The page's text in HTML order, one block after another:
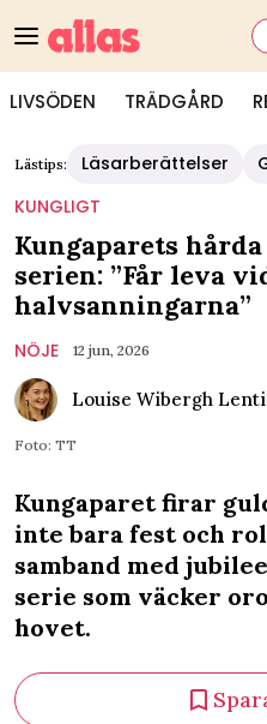
LIVSÖDEN TRÄDGÅRD
Lästips: Läsarberättelser
KUNGLIGT
Kungaparets
serien: ”Får leva
halvsanningarna”
NÖJE 12 jun, 2026
Louise Wibergh Lenti
Foto: TT
Kungaparet firar
inte bara fest och
samband med
serie som väcker
hovet.